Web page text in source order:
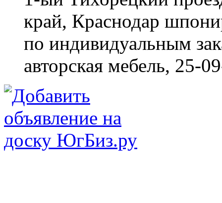
край, Краснодар
по индивидуальным
авторская мебель, 25-